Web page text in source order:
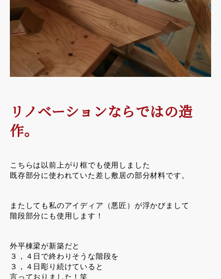
リノベーションならではの造
作。
こちらは以前上がり框でも使用しました
既存部分に使われていた差し敷居の部分材料です。
またしても私のアイディア（悪匠）が浮かびまして
階段部分にも使用します！
外平棟梁が新築だと
３，４日で終わりそうな階段を
３，４日彫り続けていると
言っておりました！笑